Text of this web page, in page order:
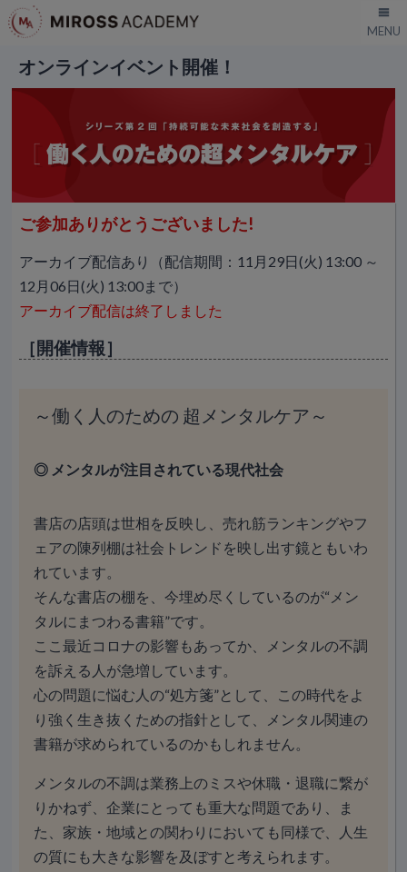
オンラインイベント開催！
ご参加ありがとうございました!
アーカイブ配信あり（配信期間：11月29日(火) 13:00 ～
12月06日(火) 13:00まで）
アーカイブ配信は終了しました
［開催情報］
～働く人のための 超メンタルケア～
◎ メンタルが注目されている現代社会
書店の店頭は世相を反映し、売れ筋ランキングやフ
ェアの陳列棚は社会トレンドを映し出す鏡ともいわ
れています。
そんな書店の棚を、今埋め尽くしているのが“メン
タルにまつわる書籍”です。
ここ最近コロナの影響もあってか、メンタルの不調
を訴える人が急増しています。
心の問題に悩む人の“処方箋”として、この時代をよ
り強く生き抜くための指針として、メンタル関連の
書籍が求められているのかもしれません。
メンタルの不調は業務上のミスや休職・退職に繋が
りかねず、企業にとっても重大な問題であり、ま
た、家族・地域との関わりにおいても同様で、人生
の質にも大きな影響を及ぼすと考えられます。